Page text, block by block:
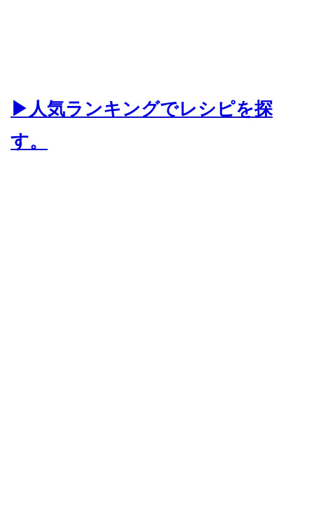
▶人気ランキングでレシピを探
す。